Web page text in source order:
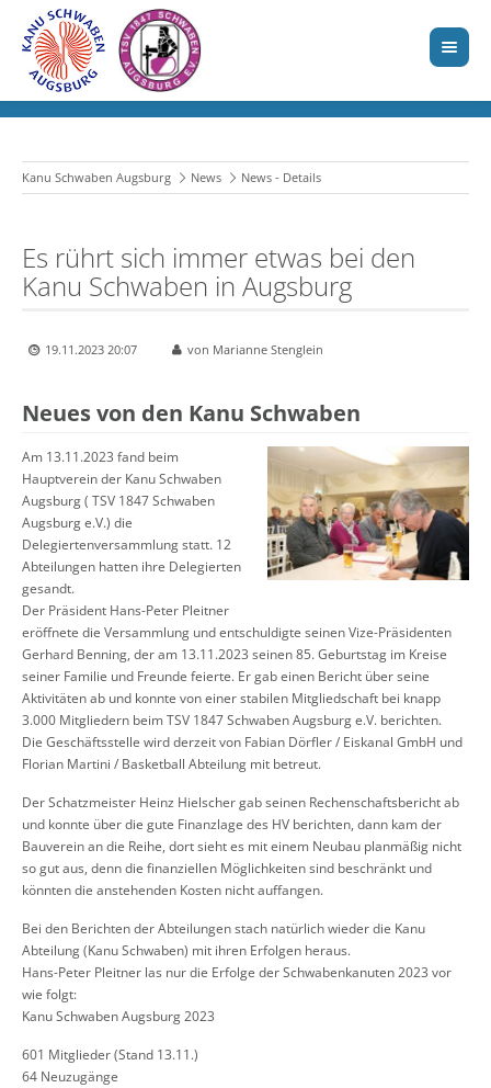
Kanu Schwaben Augsburg News News - Details
Es rührt sich immer etwas bei den
Kanu Schwaben in Augsburg
19.11.2023 20:07 von Marianne Stenglein
Neues von den Kanu Schwaben
Am 13.11.2023 fand beim
Hauptverein der Kanu Schwaben
Augsburg ( TSV 1847 Schwaben
Augsburg e.V.) die
Delegiertenversammlung statt. 12
Abteilungen hatten ihre Delegierten
gesandt.
Der Präsident Hans-Peter Pleitner
eröffnete die Versammlung und entschuldigte seinen Vize-Präsidenten
Gerhard Benning, der am 13.11.2023 seinen 85. Geburtstag im Kreise
seiner Familie und Freunde feierte. Er gab einen Bericht über seine
Aktivitäten ab und konnte von einer stabilen Mitgliedschaft bei knapp
3.000 Mitgliedern beim TSV 1847 Schwaben Augsburg e.V. berichten.
Die Geschäftsstelle wird derzeit von Fabian Dörfler / Eiskanal GmbH und
Florian Martini / Basketball Abteilung mit betreut.
Der Schatzmeister Heinz Hielscher gab seinen Rechenschaftsbericht ab
und konnte über die gute Finanzlage des HV berichten, dann kam der
Bauverein an die Reihe, dort sieht es mit einem Neubau planmäßig nicht
so gut aus, denn die finanziellen Möglichkeiten sind beschränkt und
könnten die anstehenden Kosten nicht auffangen.
Bei den Berichten der Abteilungen stach natürlich wieder die Kanu
Abteilung (Kanu Schwaben) mit ihren Erfolgen heraus.
Hans-Peter Pleitner las nur die Erfolge der Schwabenkanuten 2023 vor
wie folgt:
Kanu Schwaben Augsburg 2023
601 Mitglieder (Stand 13.11.)
64 Neuzugänge